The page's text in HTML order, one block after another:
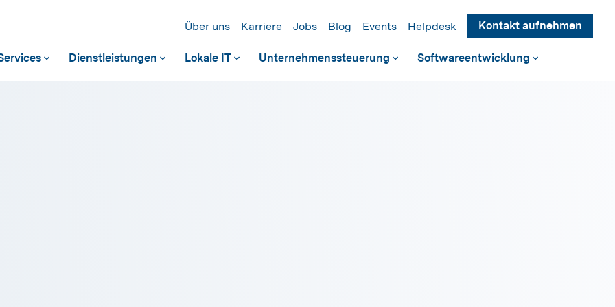
Über uns Karriere Jobs Blog Events Helpdesk Kontakt aufnehmen
Dienstleistungen Lokale IT Unternehmenssteuerung Softwareentwicklung